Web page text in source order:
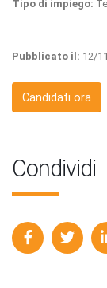
Tipo di impiego:
Pubblicato il: 12/
Candidati ora
Condividi